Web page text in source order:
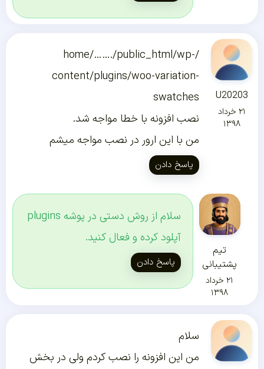
U20203
۲۱ خرداد
۱۳۹۸
/home/……./public_html/wp-
content/plugins/woo-variation-
swatches
نصب افزونه با خطا مواجه شد.
من با این ارور در نصب مواجه میشم
پاسخ دادن
تیم
پشتیبانی
۲۱ خرداد
۱۳۹۸
سلام از روش دستی در پوشه plugins
آپلود کرده و فعال کنید.
پاسخ دادن
سلام
من این افزونه را نصب کردم ولی در بخش